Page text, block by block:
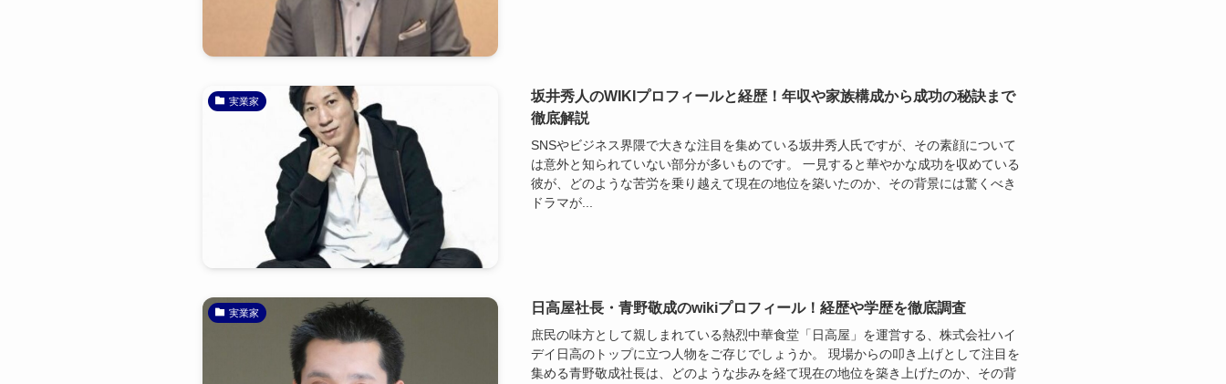
実業家
坂井秀人のWIKIプロフィールと経歴！年収や家族構成から成功の秘訣まで
徹底解説
SNSやビジネス界隈で大きな注目を集めている坂井秀人氏ですが、その素顔について
は意外と知られていない部分が多いものです。 一見すると華やかな成功を収めている
彼が、どのような苦労を乗り越えて現在の地位を築いたのか、その背景には驚くべき
ドラマが...
実業家 日高屋社長・青野敬成のwikiプロフィール！経歴や学歴を徹底調査
庶民の味方として親しまれている熱烈中華食堂「日高屋」を運営する、株式会社ハイ
デイ日高のトップに立つ人物をご存じでしょうか。 現場からの叩き上げとして注目を
集める青野敬成社長は、どのような歩みを経て現在の地位を築き上げたのか、その背